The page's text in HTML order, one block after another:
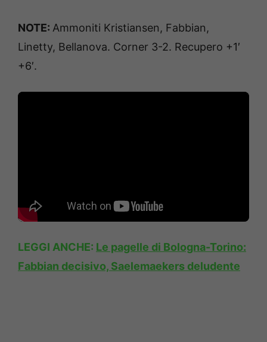
NOTE: Ammoniti Kristiansen, Fabbian,
Linetty, Bellanova. Corner 3-2. Recupero +1′
+6′.
LEGGI ANCHE: Le pagelle di Bologna-Torino:
Fabbian decisivo, Saelemaekers deludente